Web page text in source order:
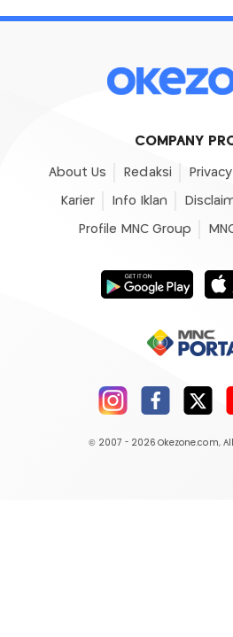
COMPANY
About Us Redaksi
Karier Info Iklan
Profile MNC Group
© 2007 - 2026 Okezone.com,